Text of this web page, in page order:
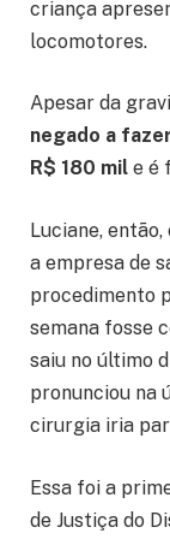
criança
locomotores.
Apesar da
negado a
R$ 180 mil e é
Luciane,
a empresa de
procedimento
semana fosse
saiu no último
pronunciou na
cirurgia iria
Essa foi a
de Justiça do